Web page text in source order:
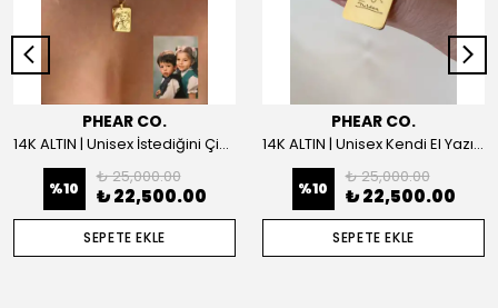
PHEAR CO.
14K ALTIN | Unisex İstediğini Çizdir Kolye
%10
₺ 25,000.00
₺ 22,500.00
SEPETE EKLE
PHEAR CO.
14K ALTIN | Unisex Kendi El Yazın ile İstediğini Yazdır Plaka Kolye
%10
₺ 25,000.00
₺ 22,500.00
SEPETE EKLE